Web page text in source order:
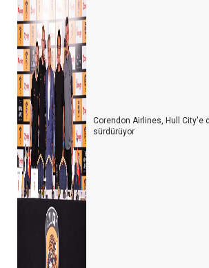
Afrika Turizm Forumu’nun ardından
Turizm siyaset üstünde olmalı
ITB BERLİN TURİZM FUARI’NIN ARDINDAN
Turizmi yük görüyorlar
Sharm El Sheik Belek’e rakip olabilir mi?
Antalya’da hayat pahalılığı yabancıları da
panikletmeye başladı
Turizm nasıl gidiyor? İyi mi? Kötü mü?
Antalya turist sayısında rekorlar kırıyor
oteller neden boş?
Antalya oldu Dolaristan
Corendon Airlines, Hull City'e
sürdürüyor